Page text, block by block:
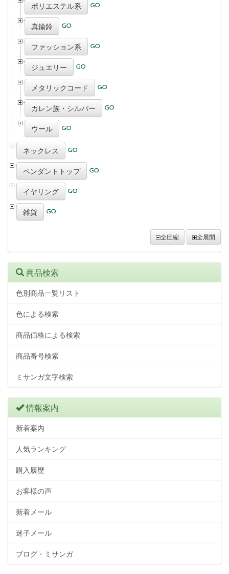
ポリエステル系
真鍮鈴
ファッション系
ジュエリー
メタリックコード
カレン族・シルバー
ウール
ネックレス
ペンダントトップ
イヤリング
雑貨
全圧縮 全展開
商品検索
色別商品一覧リスト
色による検索
商品価格による検索
商品番号検索
ミサンガ文字検索
情報案内
新着案内
人気ランキング
購入履歴
お客様の声
新着メール
迷子メール
ブログ・ミサンガ